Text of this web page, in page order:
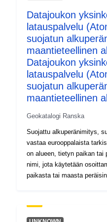
Tyyppi:
Datajoukon
latauspalvelu
suojatun
maantieteellinen
Datajoukon
latauspalvelu
suojatun
maantieteellinen
Geokatalogi Ranska
Suojattu alkuperänimitys,
vastaa eurooppalaista
on alueen, tietyn paikan tai
nimi, jota käytetään
paikasta tai maasta
ympäristöstä, joka koostuu
tekijöistä, ja – tuotanto,